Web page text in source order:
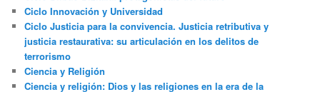
Ciclo Innovación y Universidad
Ciclo Justicia para la convivencia. Justicia retributiva y
justicia restaurativa: su articulación en los delitos de
terrorismo
Ciencia y Religión
Ciencia y religión: Dios y las religiones en la era de la